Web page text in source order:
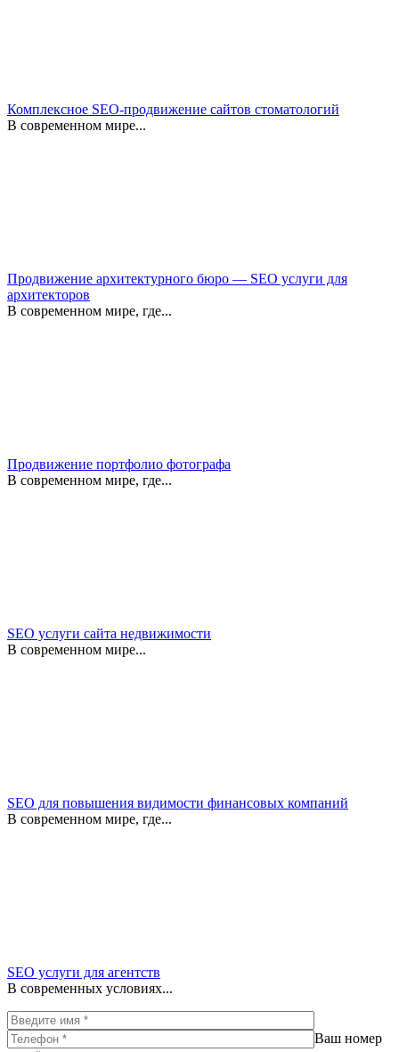
Комплексное SEO-продвижение сайтов стоматологий
В современном мире...
Продвижение архитектурного бюро — SEO услуги для
архитекторов
В современном мире, где...
Продвижение портфолио фотографа
В современном мире, где...
SEO услуги сайта недвижимости
В современном мире...
SEO для повышения видимости финансовых компаний
В современном мире, где...
SEO услуги для агентств
В современных условиях...
Ваш номер